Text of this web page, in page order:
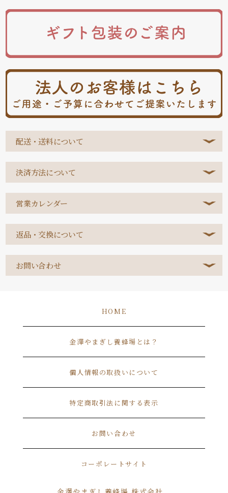
配送・送料について
決済方法について
営業カレンダー
返品・交換について
お問い合わせ
HOME
金澤やまぎし養蜂場とは？
個人情報の取扱いについて
特定商取引法に関する表示
お問い合わせ
コーポレートサイト